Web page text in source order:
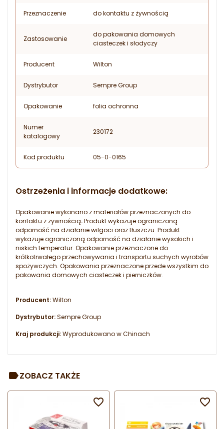
Przeznaczenie do kontaktu z żywnością
Zastosowanie
do pakowania domowych
ciasteczek i słodyczy
Producent Wilton
Dystrybutor Sempre Group
Opakowanie folia ochronna
Numer
katalogowy
230172
Kod produktu 05-0-0165
Ostrzeżenia i informacje dodatkowe:
Opakowanie wykonano z materiałówprzeznaczonych do
kontaktu z żywnością.Produkt wykazuje ograniczoną
odporność na działanie wilgoci oraz tłuszczu. Produkt
wykazuje ograniczoną odporność na działanie wysokich i
niskich temperatur. Opakowanie przeznaczone do
krótkotrwałego przechowywania i transportu suchych wyrobów
spożywczych. Opakowania przeznaczone przede wszystkim do
pakowania domowych ciasteczek i pierniczków.
Producent:Wilton
Dystrybutor:Sempre Group
Kraj produkcji:Wyprodukowano w Chinach
ZOBACZ TAKŻE
 